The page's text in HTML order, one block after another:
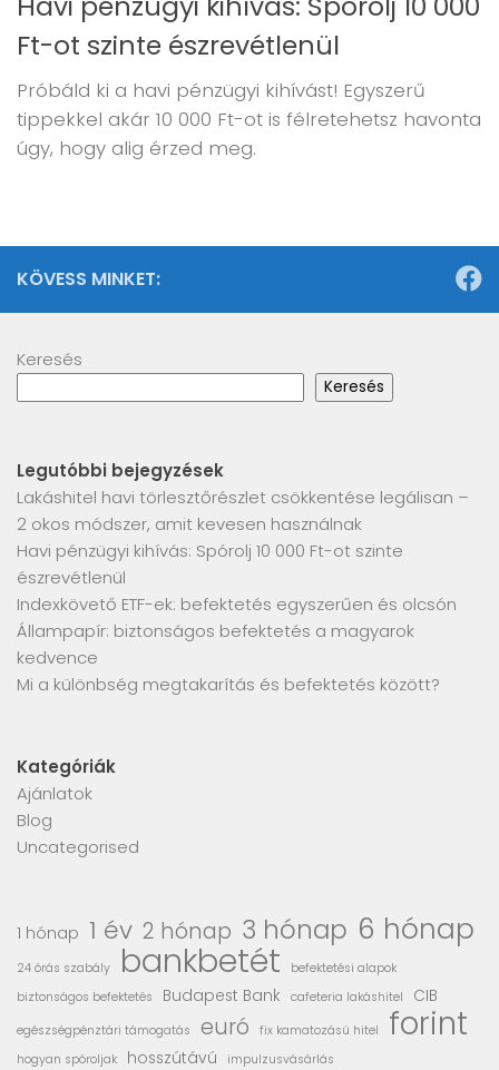
Ft-ot szinte észrevétlenül
Próbáld ki a havi pénzügyi kihívást! Egyszerű
tippekkel akár 10 000 Ft-ot is félretehetsz havonta
úgy, hogy alig érzed meg.
KÖVESS MINKET:
Keresés
Keresés
Legutóbbi bejegyzések
Lakáshitel havi törlesztőrészlet csökkentése legálisan –
2 okos módszer, amit kevesen használnak
Havi pénzügyi kihívás: Spórolj 10 000 Ft-ot szinte
észrevétlenül
Indexkövető ETF-ek: befektetés egyszerűen és olcsón
Állampapír: biztonságos befektetés a magyarok
kedvence
Mi a különbség megtakarítás és befektetés között?
Kategóriák
Ajánlatok
Blog
Uncategorised
1 hónap 1 év 2 hónap 3 hónap 6 hónap
24 órás szabály bankbetét
befektetési alapok
biztonságos befektetés
Budapest Bank cafeteria lakáshitel CIB
egészségpénztári támogatás euró fix kamatozású hitel forint
hogyan spóroljak hosszútávú
impulzusvásárlás